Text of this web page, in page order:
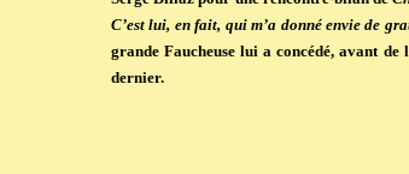
C’est lui, en fait, qui m’a donné envie de
grande Faucheuse lui a concédé, avant
dernier.